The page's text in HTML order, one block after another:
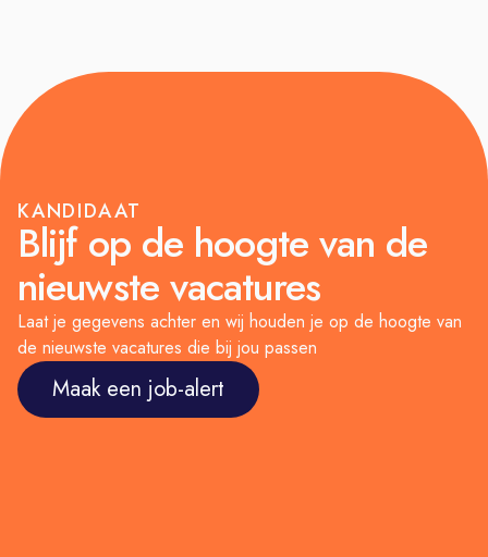
KANDIDAAT
Blijf op de hoogte van de
nieuwste vacatures
Laat je gegevens achter en wij houden je op de hoogte van
de nieuwste vacatures die bij jou passen
Maak een job-alert